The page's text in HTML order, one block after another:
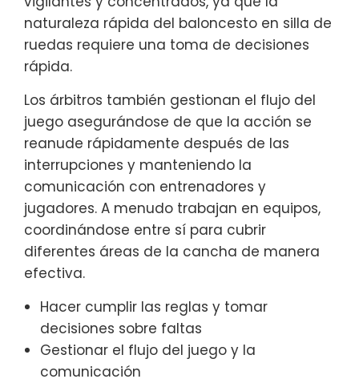
naturaleza rápida del baloncesto en silla de
ruedas requiere una toma de decisiones
rápida.
Los árbitros también gestionan el flujo del
juego asegurándose de que la acción se
reanude rápidamente después de las
interrupciones y manteniendo la
comunicación con entrenadores y
jugadores. A menudo trabajan en equipos,
coordinándose entre sí para cubrir
diferentes áreas de la cancha de manera
efectiva.
Hacer cumplir las reglas y tomar
decisiones sobre faltas
Gestionar el flujo del juego y la
comunicación